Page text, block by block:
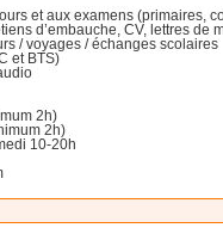
et aux examens (primaires,
d’embauche, CV, lettres de
/ voyages / échanges scolaires
et BTS)
2h)
2h)
10-20h